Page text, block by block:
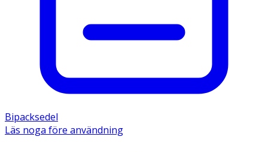
Bipacksedel
Läs noga före användning